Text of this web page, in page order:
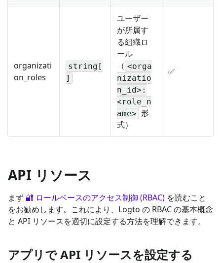
organizati
on_roles
string[
]
ユーザー
が所属す
る組織ロ
ール
（ <orga
nizatio
n_id>:
<role_n
ame> 形
式）
✅
API リソース
まず 🔐 ロールベースのアクセス制御 (RBAC) を読むこと
をお勧めします。これにより、Logto の RBAC の基本概念
と API リソースを適切に設定する方法を理解できます。
アプリで API リソースを設定する